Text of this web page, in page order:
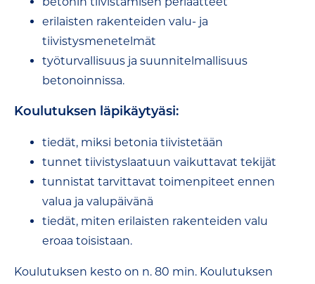
erilaisten rakenteiden valu- ja
tiivistysmenetelmät
työturvallisuus ja suunnitelmallisuus
betonoinnissa.
Koulutuksen läpikäytyäsi:
tiedät, miksi betonia tiivistetään
tunnet tiivistyslaatuun vaikuttavat tekijät
tunnistat tarvittavat toimenpiteet ennen
valua ja valupäivänä
tiedät, miten erilaisten rakenteiden valu
eroaa toisistaan.
Koulutuksen kesto on n. 80 min. Koulutuksen